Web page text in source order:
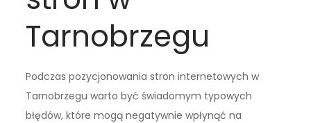
Tarnobrzegu
Podczas pozycjonowania stron internetowych w
Tarnobrzegu warto być świadomym typowych
błędów, które mogą negatywnie wpłynąć na